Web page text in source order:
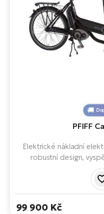
PFIFF
Elektrické nákladní
robustní design,
a užitečné ekolo
99 900 Kč